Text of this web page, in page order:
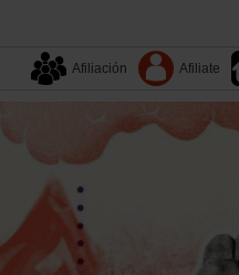
Afiliación Afiliate